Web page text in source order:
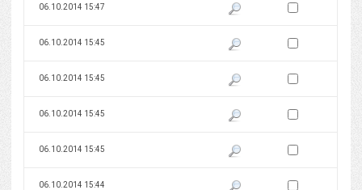
06.10.2014 15:47 Pokaż podgląd wersji z dnia
Zaznacz wersję do
06.10.2014 15:45 Pokaż podgląd wersji z dnia
Zaznacz wersję do
06.10.2014 15:45 Pokaż podgląd wersji z dnia
Zaznacz wersję do
06.10.2014 15:45 Pokaż podgląd wersji z dnia
Zaznacz wersję do
06.10.2014 15:45 Pokaż podgląd wersji z dnia
Zaznacz wersję do
06.10.2014 15:44 Pokaż podgląd wersji z dnia
Zaznacz wersję do